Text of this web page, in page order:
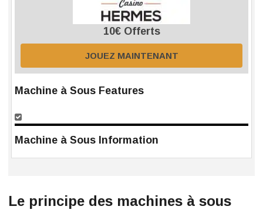
10€ Offerts
JOUEZ MAINTENANT
Machine à Sous Features
Machine à Sous Information
Le principe des machines à sous